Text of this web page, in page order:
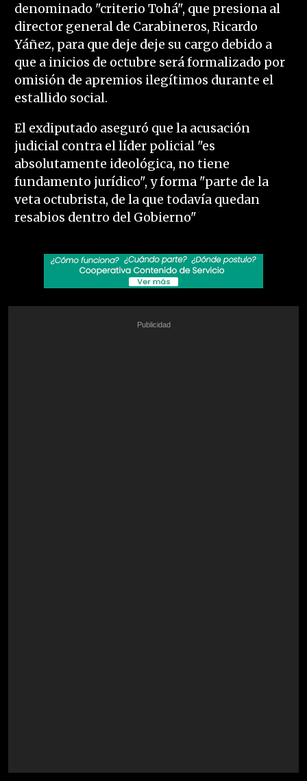
denominado "criterio Tohá", que presiona al
director general de Carabineros, Ricardo
Yáñez, para que deje deje su cargo debido a
que a inicios de octubre será formalizado por
omisión de apremios ilegítimos durante el
estallido social.
El exdiputado aseguró que la acusación
judicial contra el líder policial "es
absolutamente ideológica, no tiene
fundamento jurídico", y forma "parte de la
veta octubrista, de la que todavía quedan
resabios dentro del Gobierno"